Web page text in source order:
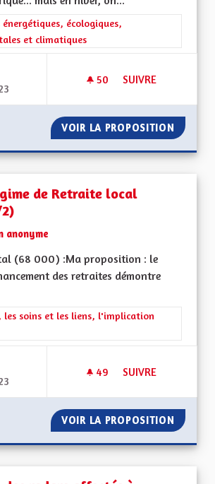
de la catégorie : Les transitions
écologiques,
et climatiques
50 50 ABONNÉS
SUIVRE
VOIR LA PROPOSITION
de Retraite local
anonyme
(68 000) :Ma proposition : le
des retraites démontre
de la catégorie : Les solidarités, les soins
les soins et les liens, l'implication
49 49 ABONNÉS
SUIVRE
VOIR LA PROPOSITION